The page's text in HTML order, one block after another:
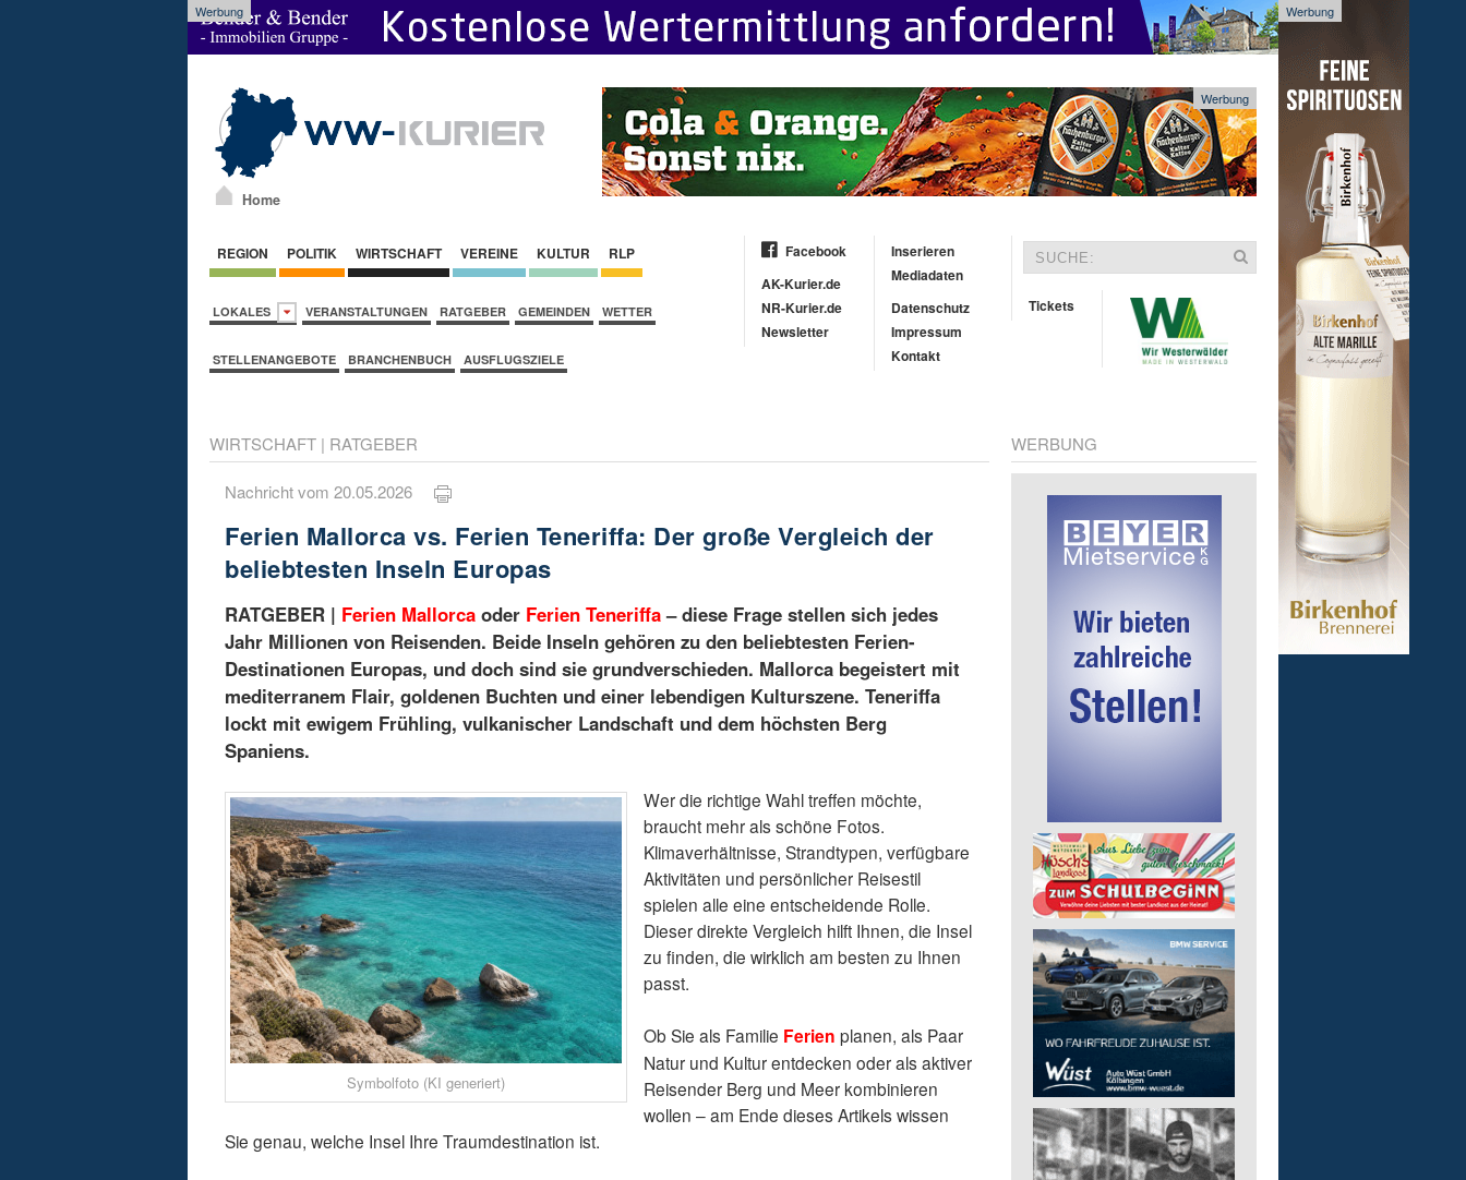
Werbung Werbung
Home
Werbung
REGION POLITIK WIRTSCHAFT VEREINE KULTUR RLP
LOKALES VERANSTALTUNGEN RATGEBER GEMEINDEN WETTER
STELLENANGEBOTE BRANCHENBUCH AUSFLUGSZIELE
Facebook
AK-Kurier.de
NR-Kurier.de
Newsletter
Inserieren
Mediadaten
Datenschutz
Impressum
Kontakt
Tickets
WIRTSCHAFT | RATGEBER
Nachricht vom 20.05.2026
Ferien Mallorca vs. Ferien Teneriffa: Der große Vergleich der
beliebtesten Inseln Europas
RATGEBER | Ferien Mallorca oder Ferien Teneriffa– diese Frage stellen sich jedes
Jahr Millionen von Reisenden. Beide Inseln gehören zu den beliebtesten Ferien-
Destinationen Europas, und doch sind sie grundverschieden. Mallorca begeistert mit
mediterranem Flair, goldenen Buchten und einer lebendigen Kulturszene. Teneriffa
lockt mit ewigem Frühling, vulkanischer Landschaft und dem höchsten Berg
Spaniens.
Symbolfoto (KI generiert)
Wer die richtige Wahl treffen möchte,
braucht mehr als schöne Fotos.
Klimaverhältnisse, Strandtypen, verfügbare
Aktivitäten und persönlicher Reisestil
spielen alle eine entscheidende Rolle.
Dieser direkte Vergleich hilft Ihnen, die Insel
zu finden, die wirklich am besten zu Ihnen
passt.
Ob Sie als Familie Ferien planen, als Paar
Natur und Kultur entdecken oder als aktiver
Reisender Berg und Meer kombinieren
wollen – am Ende dieses Artikels wissen
Sie genau, welche Insel Ihre Traumdestination ist.
WERBUNG